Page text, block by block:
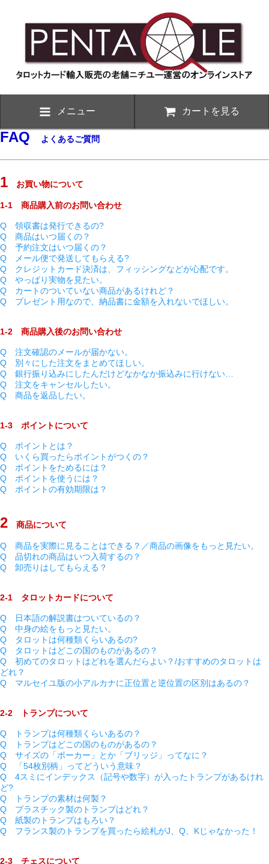
メニュー カートを見る
FAQ よくあるご質問
1 お買い物について
1-1 商品購入前のお問い合わせ
Q 領収書は発行できるの?
Q 商品はいつ届くの？
Q 予約注文はいつ届くの？
Q メール便で発送してもらえる?
Q クレジットカード決済は、フィッシングなどが心配です。
Q やっぱり実物を見たい。
Q カートのついていない商品があるけれど？
Q プレゼント用なので、納品書に金額を入れないでほしい。
1-2 商品購入後のお問い合わせ
Q 注文確認のメールが届かない。
Q 別々にした注文をまとめてほしい。
Q 銀行振り込みにしたんだけどなかなか振込みに行けない…
Q 注文をキャンセルしたい。
Q 商品を返品したい。
1-3 ポイントについて
Q ポイントとは？
Q いくら買ったらポイントがつくの？
Q ポイントをためるには？
Q ポイントを使うには？
Q ポイントの有効期限は？
2 商品について
Q 商品を実際に見ることはできる？／商品の画像をもっと見たい。
Q 品切れの商品はいつ入荷するの？
Q 卸売りはしてもらえる？
2-1 タロットカードについて
Q 日本語の解説書はついているの？
Q 中身の絵をもっと見たい。
Q タロットは何種類くらいあるの?
Q タロットはどこの国のものがあるの？
Q 初めてのタロットはどれを選んだらよい？/おすすめのタロットは
どれ？
Q マルセイユ版の小アルカナに正位置と逆位置の区別はあるの？
2-2 トランプについて
Q トランプは何種類くらいあるの？
Q トランプはどこの国のものがあるの？
Q サイズの「ポーカー」とか「ブリッジ」ってなに？
Q 「54枚別柄」ってどういう意味？
Q 4スミにインデックス（記号や数字）が入ったトランプがあるけれ
ど?
Q トランプの素材は何製？
Q プラスチック製のトランプはどれ？
Q 紙製のトランプはもろい？
Q フランス製のトランプを買ったら絵札がJ、Q、Kじゃなかった！
2-3 チェスについて